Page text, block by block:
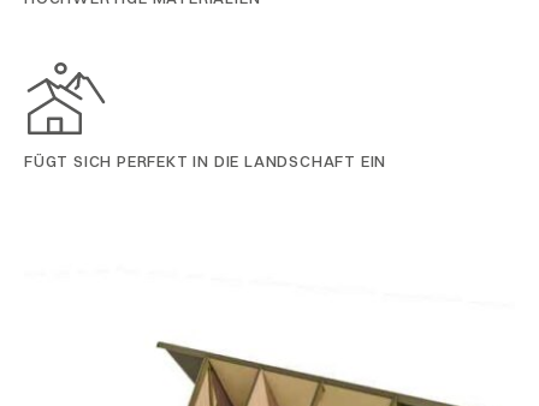
FÜGT SICH PERFEKT IN DIE LANDSCHAFT EIN